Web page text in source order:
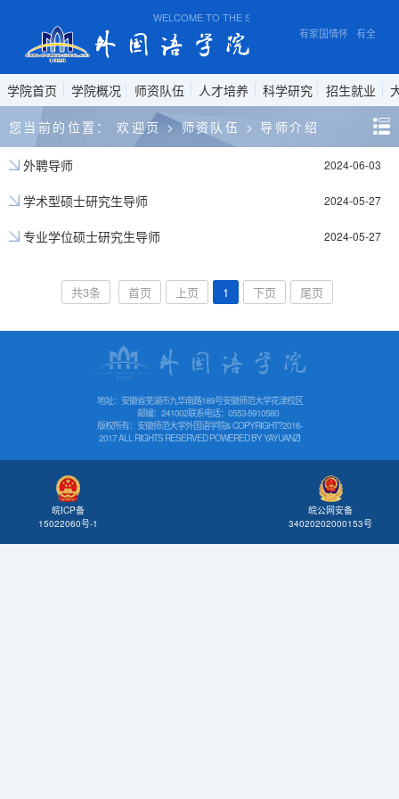
WELCOME TO THE SCHOOL OF FOREIGN
有家国情怀 有全球
学院首页 学院概况 师资队伍 人才培养 科学研究 招生就业
您当前的位置： 欢迎页 > 师资队伍 > 导师介绍
外聘导师 2024-06-03
学术型硕士研究生导师 2024-05-27
专业学位硕士研究生导师 2024-05-27
共3条 首页 上页 1 下页 尾页
地址：安徽省芜湖市九华南路189号安徽师范大学花津校区
邮编：241002联系电话：0553-5910580
版权所有：安徽师范大学外国语学院& COPYRIGHT?2016-
2017 ALL RIGHTS RESERVED POWERED BYYAYUANZI
皖ICP备
15022060号-1
皖公网安备
34020202000153号